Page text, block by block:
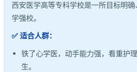
西安医学高等专科学校是一所目标明
学强校。
✅ 适合人群：
铁了心学医，动手能力强，看重护
生。